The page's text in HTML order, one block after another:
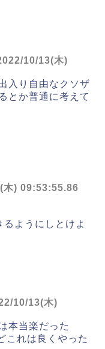
10/13(木)
入り自由なクソザ
とか普通に考えて
木) 09:53:55.86
ようにしとけよ
10/13(木)
本当楽だった
これは良くやった